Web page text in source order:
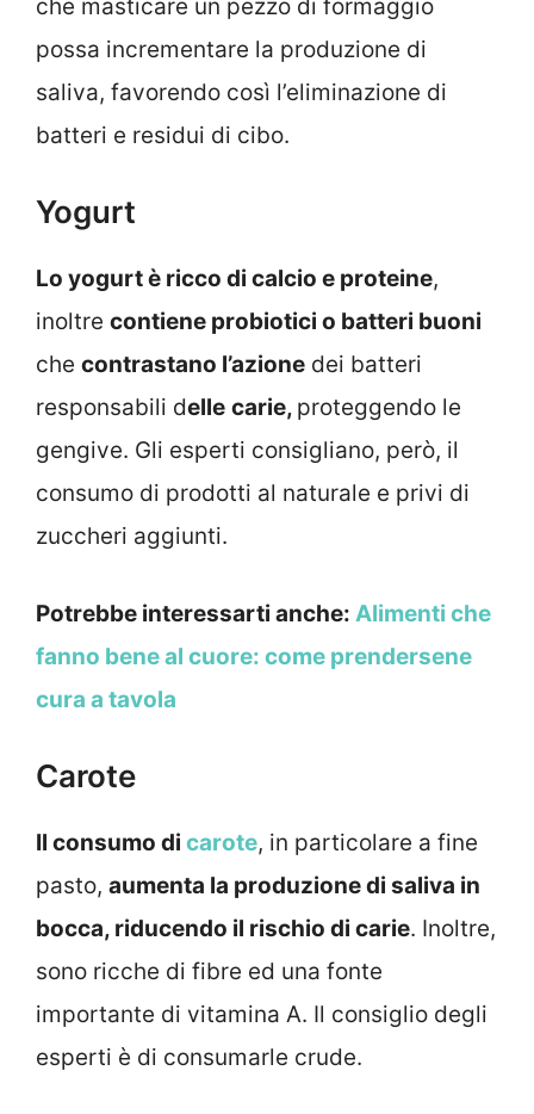
che masticare un pezzo di formaggio
possa incrementare la produzione di
saliva, favorendo così l’eliminazione di
batteri e residui di cibo.
Yogurt
Lo yogurt è ricco di calcio e proteine,
inoltre contiene probiotici o batteri buoni
che contrastano l’azione dei batteri
responsabili delle carie, proteggendo le
gengive. Gli esperti consigliano, però, il
consumo di prodotti al naturale e privi di
zuccheri aggiunti.
Potrebbe interessarti anche: Alimenti che
fanno bene al cuore: come prendersene
cura a tavola
Carote
Il consumo di carote, in particolare a fine
pasto, aumenta la produzione di saliva in
bocca, riducendo il rischio di carie. Inoltre,
sono ricche di fibre ed una fonte
importante di vitamina A. Il consiglio degli
esperti è di consumarle crude.